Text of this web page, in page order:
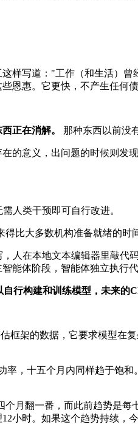
样写道："工作（和生活）
恩惠。它更快，不产生任何
正在消解。 那种东西以前没
的意义，出问题的时候则发
人类干预即可自行改进。
比大多数机构准备就绪的时
人在本地文本编辑器里敲代
能体阶段，智能体独立执行
构建和训练模型，未来的
框架的数据，它要求模型
，十五个月内同样趋于饱
月翻一番，而此前趋势是每
12小时。如果这个趋势持续